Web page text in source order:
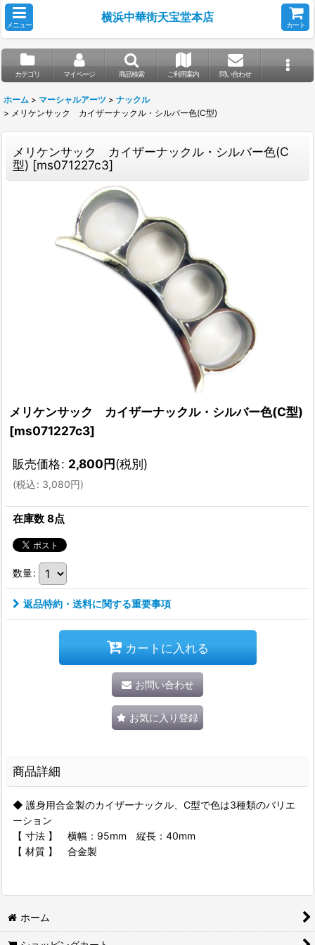
メニュー
横浜中華街天宝堂本店
カート
カテゴリ マイページ 商品検索 ご利用案内 問い合わせ
ホーム > マーシャルアーツ > ナックル
> メリケンサック カイザーナックル・シルバー色(C型)
メリケンサック カイザーナックル・シルバー色(C
型) [ms071227c3]
メリケンサック カイザーナックル・シルバー色(C型)
[ms071227c3]
販売価格: 2,800円(税別)
(税込: 3,080円)
在庫数 8点
数量:
返品特約・送料に関する重要事項
カートに入れる
お問い合わせ
お気に入り登録
商品詳細
◆ 護身用合金製のカイザーナックル、C型で色は3種類のバリエ
ーション
【 寸法 】 横幅：95mm 縦長：40mm
【 材質 】 合金製
ホーム